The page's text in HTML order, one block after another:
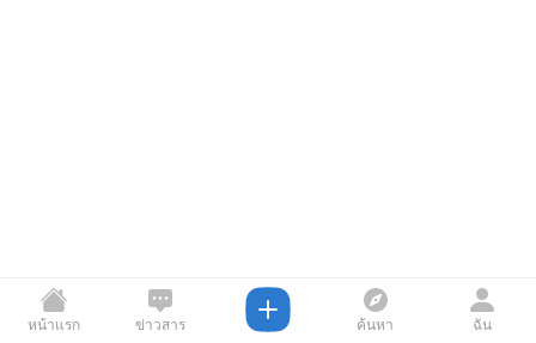
หน้าแรก ข่าวสาร ค้นหา ฉัน